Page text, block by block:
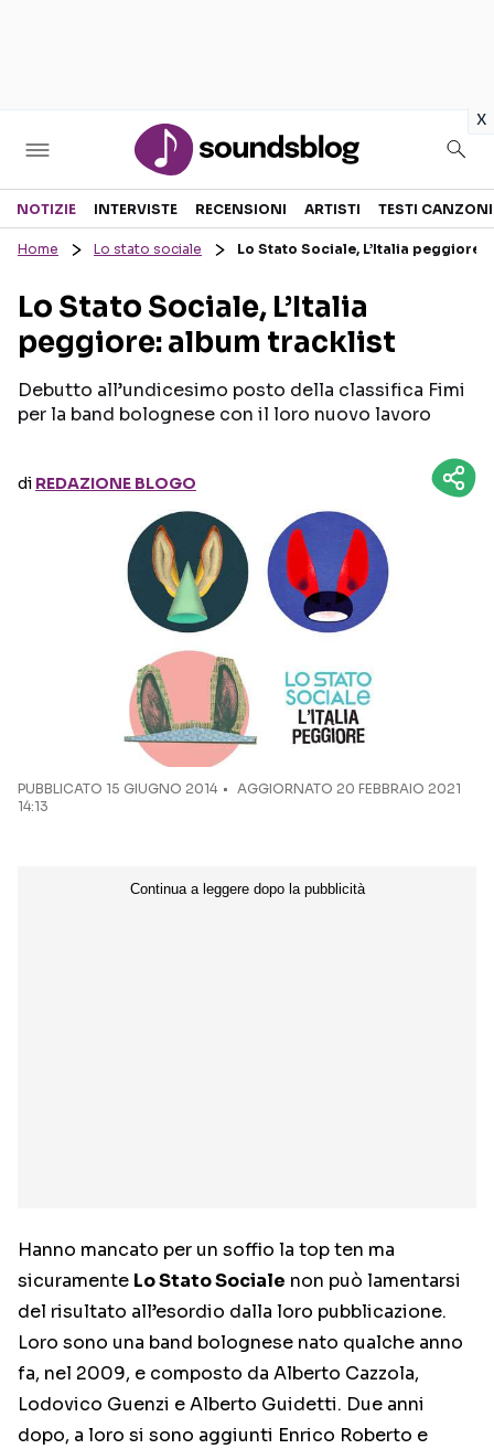
x
Sezioni
RECENSIONI MUSICALI
INTERVISTE
GOSSIP E CURIOSITÀ
TESTI CANZONI
TOUR ED EVENTI
TALENT SHOW
Seguici sui social
NOTIZIE INTERVISTE RECENSIONI ARTISTI TESTI CANZONI
Home Lo stato sociale Lo Stato Sociale, L’Italia
Lo Stato Sociale, L’Italia
peggiore: album tracklist
Debutto all’undicesimo posto della classifica Fimi
per la band bolognese con il loro nuovo lavoro
di REDAZIONE BLOGO
PUBBLICATO 15 GIUGNO 2014
AGGIORNATO 20 FEBBRAIO 2021
14:13
Hanno mancato per un soffio la top ten ma
sicuramente Lo Stato Sociale non può lamentarsi
del risultato all’esordio dalla loro pubblicazione.
Loro sono una band bolognese nato qualche anno
fa, nel 2009, e composto da Alberto Cazzola,
Lodovico Guenzi e Alberto Guidetti. Due anni
dopo, a loro si sono aggiunti Enrico Roberto e